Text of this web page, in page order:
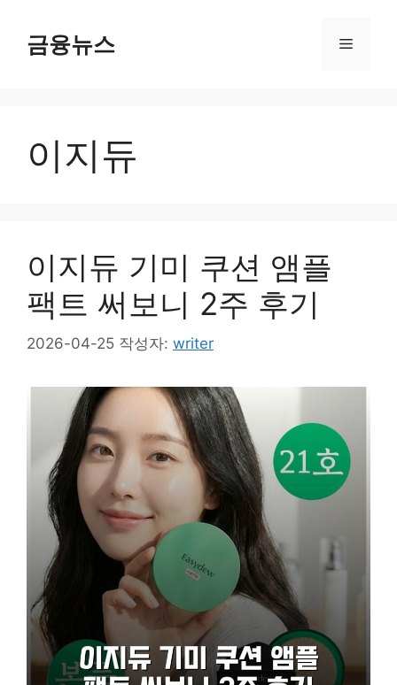
금융뉴스 메
이지듀
이지듀 기미 쿠션 앰플
팩트 써보니 2주 후기
2026-04-25 작성자: writer